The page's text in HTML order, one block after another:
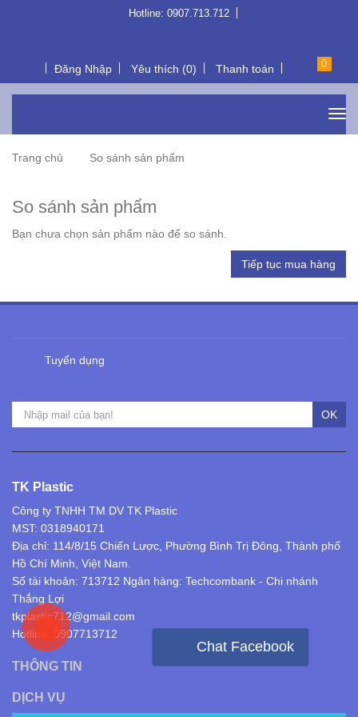
Hotline: 0907.713.712
Đăng Nhập Yêu thích (0) Thanh toán 0
Trang chủ So sánh sản phẩm
So sánh sản phẩm
Bạn chưa chọn sản phẩm nào để so sánh.
Tiếp tục mua hàng
Tuyển dụng
OK
TK Plastic
Công ty TNHH TM DV TK Plastic
MST: 0318940171
Địa chỉ: 114/8/15 Chiến Lược, Phường Bình Trị Đông, Thành phố
Hồ Chí Minh, Việt Nam.
Số tài khoản: 713712 Ngân hàng: Techcombank - Chi nhánh
Thắng Lợi
tkplastic712@gmail.com
Hotline: 0907713712
THÔNG TIN
DỊCH VỤ
Chat Facebook